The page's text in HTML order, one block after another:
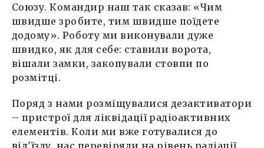
Союзу. Командир наш так сказав: «Чим
швидше зробите, тим швидше поїдете
додому». Роботу ми виконували дуже
швидко, як для себе: ставили ворота,
вішали замки, закопували стовпи по
розмітці.
Поряд з нами розміщувалися дезактиватори
– пристрої для ліквідації радіоактивних
елементів. Коли ми вже готувалися до
від'їзду, нас перевіряли на рівень радіації.